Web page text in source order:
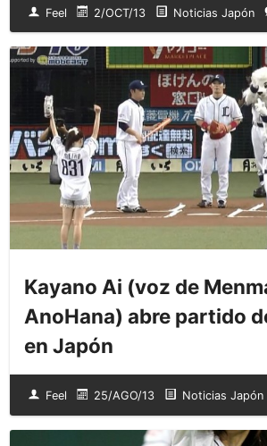
Feel 2/OCT/13 Noticias Japón
Kayano Ai (voz de
AnoHana) abre partido
en Japón
Feel 25/AGO/13 Noticias Japón